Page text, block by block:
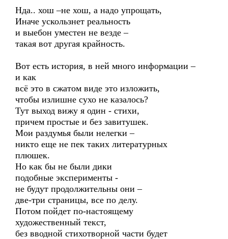
Нда.. хош –не хош, а надо упрощать,
Иначе ускользнет реальность
и выебон уместен не везде –
такая вот другая крайность.
Вот есть история, в ней много информации –
и как
всё это в сжатом виде это изложить,
чтобы излишне сухо не казалось?
Тут выход вижу я один - стихи,
причем простые и без завитушек.
Мои раздумья были нелегки –
никто еще не пек таких литературных
плюшек.
Но как бы не были дики
подобные эксперименты -
не будут продолжительны они –
две-три страницы, все по делу.
Потом пойдет по-настоящему
художественный текст,
без вводной стихотворной части будет